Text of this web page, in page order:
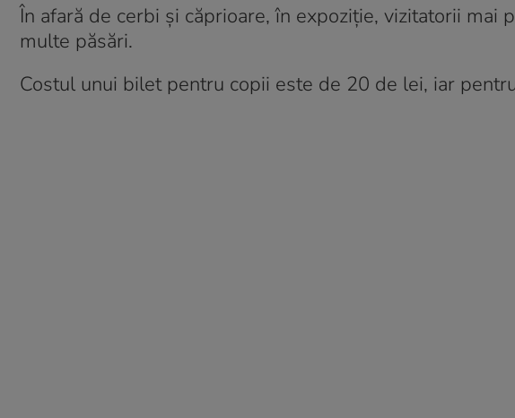
În afară de cerbi și căprioare, în expoziție, vizitatorii
multe păsări.
Costul unui bilet pentru copii este de 20 de lei, iar